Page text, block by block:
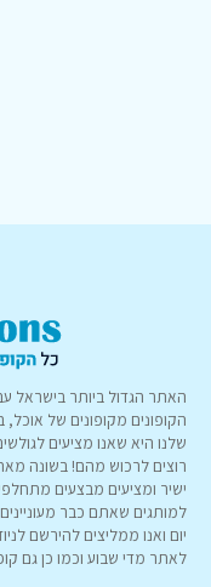
האתר הגדול ביותר בישראל
הקופונים מקופונים של אוכל,
שלנו היא שאנו מציעים
רוצים לרכוש מהם! בשונה
ישיר ומציעים מבצעים
למותגים שאתם כבר
יום ואנו ממליצים להירשם
לאתר מדי שבוע וכמו כן גם